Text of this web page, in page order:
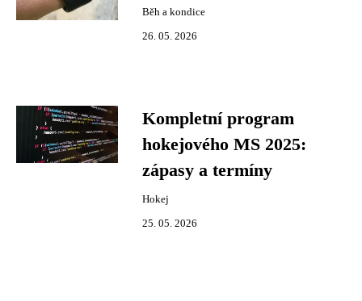
Běh a kondice
26. 05. 2026
Kompletní program
hokejového MS 2025:
zápasy a termíny
Hokej
25. 05. 2026